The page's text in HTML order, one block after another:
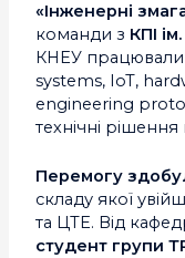
«Інженерні
команди з КПІ
КНЕУ працювали
systems, IoT,
engineering
технічні
Перемогу
складу якої
та ЦТЕ. Від
студент групи